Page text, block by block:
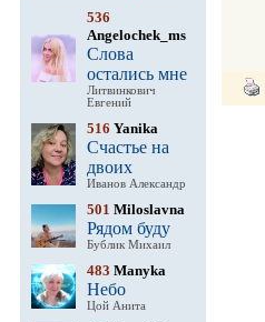
536
Angelochek_ms
Слова
остались мне
Литвинкович
Евгений
516 Yanika
Счастье на
двоих
Иванов Александр
501 Miloslavna
Рядом буду
Бублик Михаил
483 Manyka
Небо
Цой Анита